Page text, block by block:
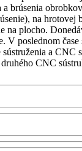
a brúsenia
na hrotovej
na plocho.
V poslednom
a CNC
CNC